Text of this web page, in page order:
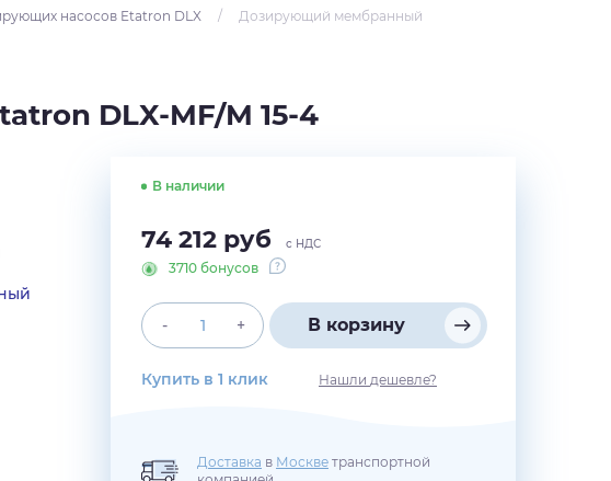
насосов Etatron DLX /
Дозирующий мембранный
DLX-MF/M 15-4
В наличии
74 212 руб с НДС
3710 бонусов
- + В корзину
Купить в 1 клик Нашли дешевле?
Доставка в Москве транспортной